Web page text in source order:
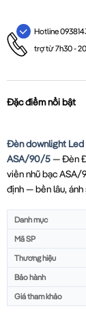
Hotline
trợ từ 7h30 -
Đặc điểm nổi bật
Đèn downlight Led
ASA/90/5— Đèn
viền nhũ bạc
định — bền lâu, ánh
Danh mục
Mã SP
Thương hiệu
Bảo hành
Giá tham khảo